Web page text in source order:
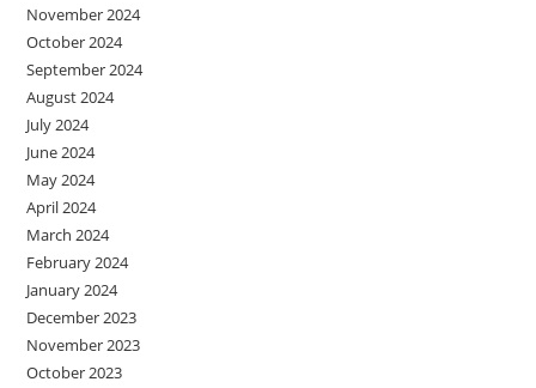
November 2024
October 2024
September 2024
August 2024
July 2024
June 2024
May 2024
April 2024
March 2024
February 2024
January 2024
December 2023
November 2023
October 2023